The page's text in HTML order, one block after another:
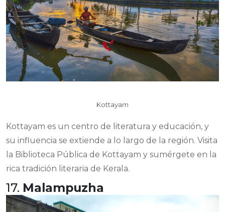
Kottayam
Kottayam es un centro de literatura y educación, y
su influencia se extiende a lo largo de la región. Visita
la Biblioteca Pública de Kottayam y sumérgete en la
rica tradición literaria de Kerala.
17. Malampuzha